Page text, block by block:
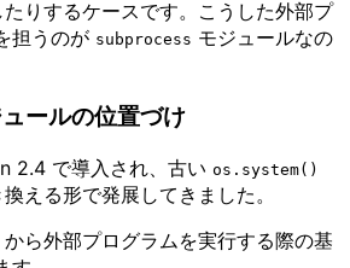
りするケースです。こうした外部プ
担うのが subprocess モジュールなの
ールの位置づけ
2.4 で導入され、古い os.system()
える形で発展してきました。
ら外部プログラムを実行する際の基